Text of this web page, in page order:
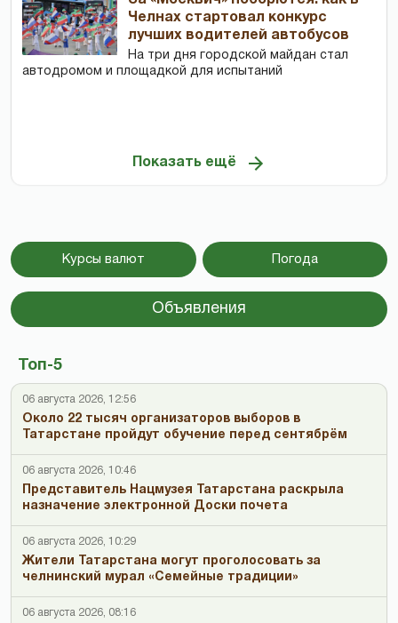
Челнах стартовал конкурс
лучших водителей автобусов
На три дня городской майдан стал
автодромом и площадкой для испытаний
Показать ещё
Курсы валют Погода
Объявления
Топ-5
06 августа 2026, 12:56
Около 22 тысяч организаторов выборов в
Татарстане пройдут обучение перед сентябрём
06 августа 2026, 10:46
Представитель Нацмузея Татарстана раскрыла
назначение электронной Доски почета
06 августа 2026, 10:29
Жители Татарстана могут проголосовать за
челнинский мурал «Семейные традиции»
06 августа 2026, 08:16